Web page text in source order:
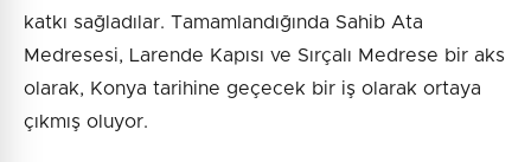
katkı sağladılar. Tamamlandığında Sahib Ata
Medresesi, Larende Kapısı ve Sırçalı Medrese bir aks
olarak, Konya tarihine geçecek bir iş olarak ortaya
çıkmış oluyor.